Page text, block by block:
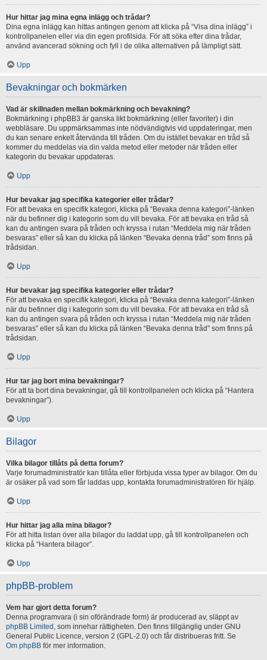
Hur hittar jag mina egna inlägg och trådar?
Dina egna inlägg kan hittas antingen genom att klicka på “Visa dina inlägg” i
kontrollpanelen eller via din egen profilsida. För att söka efter dina trådar,
använd avancerad sökning och fyll i de olika alternativen på lämpligt sätt.
Upp
Bevakningar och bokmärken
Vad är skillnaden mellan bokmärkning och bevakning?
Bokmärkning i phpBB3 är ganska likt bokmärkning (eller favoriter) i din
webbläsare. Du uppmärksammas inte nödvändigtvis vid uppdateringar, men
du kan senare enkelt återvända till tråden. Om du istället bevakar en tråd så
kommer du meddelas via din valda metod eller metoder när tråden eller
kategorin du bevakar uppdateras.
Upp
Hur bevakar jag specifika kategorier eller trådar?
För att bevaka en specifik kategori, klicka på “Bevaka denna kategori”-länken
när du befinner dig i kategorin som du vill bevaka. För att bevaka en tråd så
kan du antingen svara på tråden och kryssa i rutan “Meddela mig när tråden
besvaras” eller så kan du klicka på länken “Bevaka denna tråd” som finns på
trådsidan.
Upp
Hur bevakar jag specifika kategorier eller trådar?
För att bevaka en specifik kategori, klicka på “Bevaka denna kategori”-länken
när du befinner dig i kategorin som du vill bevaka. För att bevaka en tråd så
kan du antingen svara på tråden och kryssa i rutan “Meddela mig när tråden
besvaras” eller så kan du klicka på länken “Bevaka denna tråd” som finns på
trådsidan.
Upp
Hur tar jag bort mina bevakningar?
För att ta bort dina bevakningar, gå till kontrollpanelen och klicka på “Hantera
bevakningar”).
Upp
Bilagor
Vilka bilagor tillåts på detta forum?
Varje forumadministratör kan tillåta eller förbjuda vissa typer av bilagor. Om du
är osäker på vad som får laddas upp, kontakta forumadministratören för hjälp.
Upp
Hur hittar jag alla mina bilagor?
För att hitta listan över alla bilagor du laddat upp, gå till kontrollpanelen och
klicka på “Hantera bilagor”.
Upp
phpBB-problem
Vem har gjort detta forum?
Denna programvara (i sin oförändrade form) är producerad av, släppt av
phpBB Limited , som innehar rättigheten. Den finns tillgänglig under GNU
General Public Licence, version 2 (GPL-2.0) och får distribueras fritt. Se
Om phpBB för mer information.